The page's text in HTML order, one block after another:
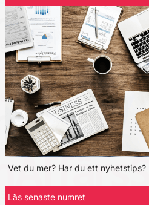
Vet du mer? Har du ett nyhetstips?
Läs senaste numret